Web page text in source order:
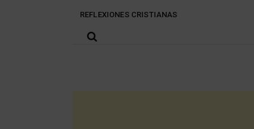
REFLEXIONES CRISTIANAS